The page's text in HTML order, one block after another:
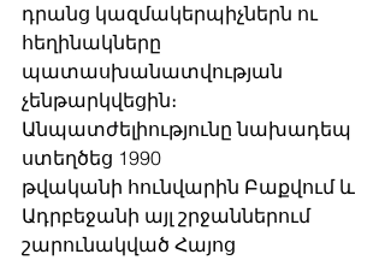
դրանց կազմակերպիչներն ու
հեղինակները
պատասխանատվության
չենթարկվեցին։
Անպատժելիությունը նախադեպ
ստեղծեց 1990
թվականի հունվարին Բաքվում և
Ադրբեջանի այլ շրջաններում
շարունակված Հայոց